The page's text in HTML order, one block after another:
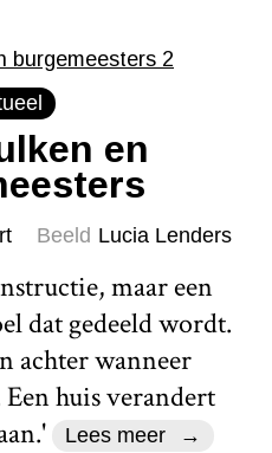
en
Beeld Lucia Lenders
maar een
dat gedeeld wordt.
achter wanneer
huis verandert
Lees meer